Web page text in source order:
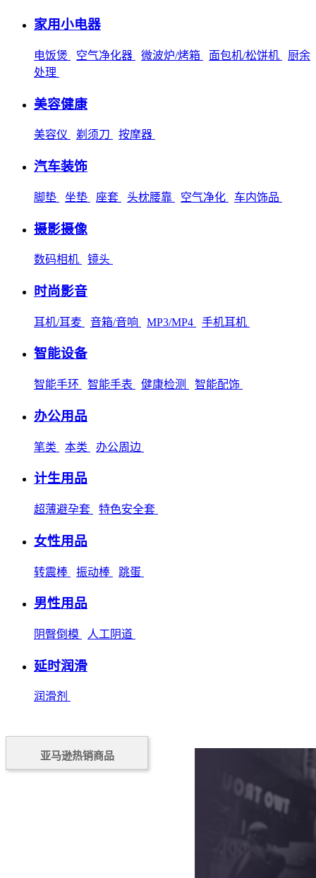
家用小电器
电饭煲 空气净化器 微波炉/烤箱 面包机/松饼机
厨余
处理
美容健康
美容仪 剃须刀 按摩器
汽车装饰
脚垫 坐垫 座套 头枕腰靠 空气净化 车内饰品
摄影摄像
数码相机 镜头
时尚影音
耳机/耳麦 音箱/音响 MP3/MP4 手机耳机
智能设备
智能手环 智能手表 健康检测 智能配饰
办公用品
笔类 本类 办公周边
计生用品
超薄避孕套 特色安全套
女性用品
转震棒 振动棒 跳蛋
男性用品
阴臀倒模 人工阴道
延时润滑
润滑剂
亚马逊热销商品